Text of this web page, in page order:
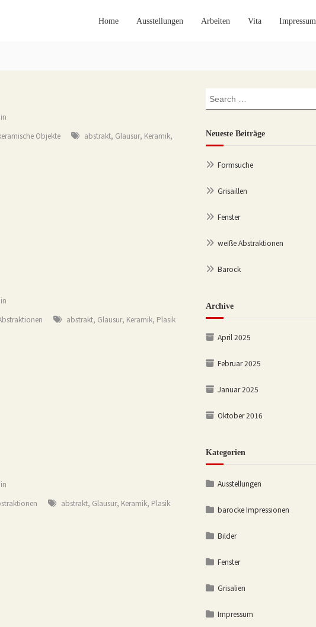
Home Ausstellungen Arbeiten Vita Impressum
Objekte abstrakt, Glausur, Keramik,
abstrakt, Glausur, Keramik, Plasik
abstrakt, Glausur, Keramik, Plasik
Search
for:
Neueste Beiträge
Formsuche
Grisaillen
Fenster
weiße Abstraktionen
Barock
Archive
April 2025
Februar 2025
Januar 2025
Oktober 2016
Kategorien
Ausstellungen
barocke Impressionen
Bilder
Fenster
Grisalien
Impressum